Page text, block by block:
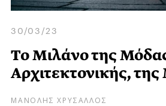
30/03/23
Το Μιλάνο της
Αρχιτεκτονικής,
ΜΑΝΟΛΗΣ ΧΡΥΣΑΛΛΟΣ